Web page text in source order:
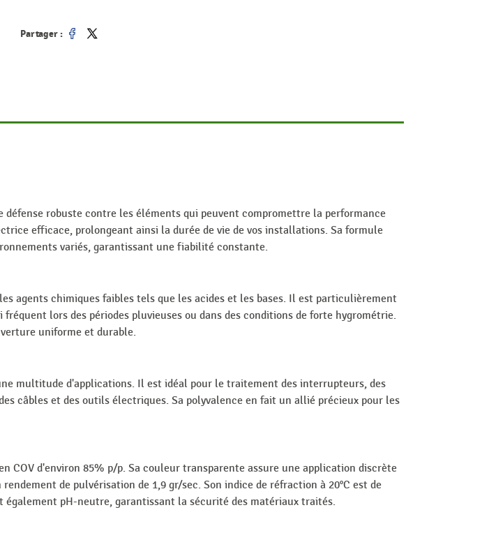
Partager :
défense robuste contre les éléments qui peuvent compromettre la performance
efficace, prolongeant ainsi la durée de vie de vos installations. Sa formule
variés, garantissant une fiabilité constante.
agents chimiques faibles tels que les acides et les bases. Il est particulièrement
lors des périodes pluvieuses ou dans des conditions de forte hygrométrie.
uniforme et durable.
multitude d'applications. Il est idéal pour le traitement des interrupteurs, des
câbles et des outils électriques. Sa polyvalence en fait un allié précieux pour les
COV d'environ 85% p/p. Sa couleur transparente assure une application discrète
de pulvérisation de 1,9 gr/sec. Son indice de réfraction à 20°C est de
également pH-neutre, garantissant la sécurité des matériaux traités.